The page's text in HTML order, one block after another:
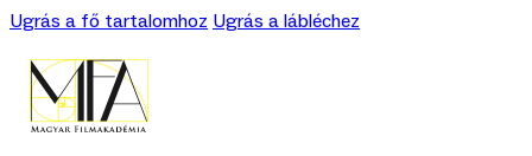
Ugrás a fő tartalomhoz Ugrás a lábléchez